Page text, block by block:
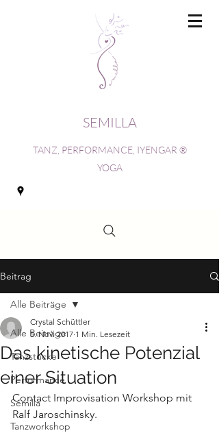
SEMILLA
TANZ, PERFORMANCE, IYENGAR ®
YOGA
Beitrag
Alle Beiträge
Tanzstücke
Performance
Semilla
Tanzworkshop
Alle Beiträge
Das kinetische Potenzial
einer Situation
Crystal Schüttler
5. Nov. 2017 1 Min. Lesezeit
Contact Improvisation Workshop mit
Ralf Jaroschinsky.